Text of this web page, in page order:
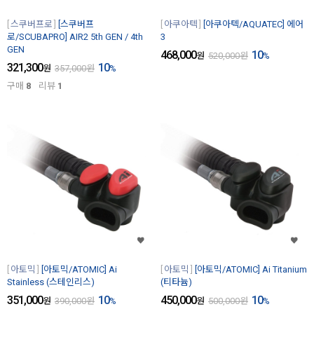
스쿠버프로
[스쿠버프
로/SCUBAPRO] AIR2 5th GEN / 4th
GEN
321,300원 357,000원 10%
구매 8 리뷰 1
아쿠아텍
[아쿠아텍/AQUATEC] 에어
3
468,000원 520,000원 10%
아토믹
[아토믹/ATOMIC] Ai
Stainless (스테인리스)
351,000원 390,000원 10%
아토믹
[아토믹/ATOMIC] Ai Titanium
(티타늄)
450,000원 500,000원 10%